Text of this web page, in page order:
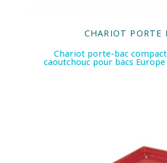
CHARIOT PORTE
Chariot porte-bac
caoutchouc pour bacs